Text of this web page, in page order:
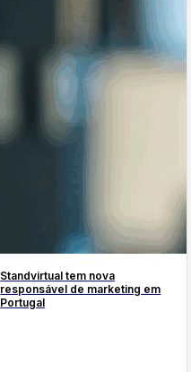
Standvirtual tem nova
responsável de marketing em
Portugal